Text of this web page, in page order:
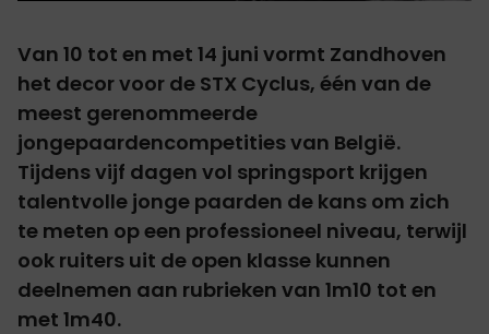
Van 10 tot en met 14 juni vormt Zandhoven
het decor voor de STX Cyclus, één van de
meest gerenommeerde
jongepaardencompetities van België.
Tijdens vijf dagen vol springsport krijgen
talentvolle jonge paarden de kans om zich
te meten op een professioneel niveau, terwijl
ook ruiters uit de open klasse kunnen
deelnemen aan rubrieken van 1m10 tot en
met 1m40.